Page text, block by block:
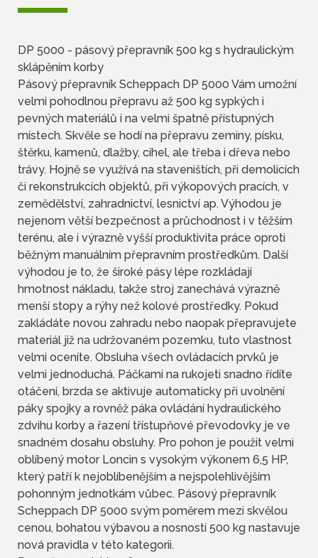
DP 5000 - pásový přepravník 500 kg s hydraulickým
sklápěním korby
Pásový přepravník Scheppach DP 5000 Vám umožní
velmi pohodlnou přepravu až 500 kg sypkých i
pevných materiálů i na velmi špatně přístupných
místech. Skvěle se hodí na přepravu zeminy, písku,
štěrku, kamenů, dlažby, cihel, ale třeba i dřeva nebo
trávy. Hojně se využívá na staveništích, při demolicích
či rekonstrukcích objektů, při výkopových pracích, v
zemědělství, zahradnictví, lesnictví ap. Výhodou je
nejenom větší bezpečnost a průchodnost i v těžším
terénu, ale i výrazně vyšší produktivita práce oproti
běžným manuálním přepravním prostředkům. Další
výhodou je to, že široké pásy lépe rozkládají
hmotnost nákladu, takže stroj zanechává výrazně
menší stopy a rýhy než kolové prostředky. Pokud
zakládáte novou zahradu nebo naopak přepravujete
materiál již na udržovaném pozemku, tuto vlastnost
velmi oceníte. Obsluha všech ovládacích prvků je
velmi jednoduchá. Páčkami na rukojeti snadno řídíte
otáčení, brzda se aktivuje automaticky při uvolnění
páky spojky a rovněž páka ovládání hydraulického
zdvihu korby a řazení třístupňové převodovky je ve
snadném dosahu obsluhy. Pro pohon je použit velmi
oblíbený motor Loncin s vysokým výkonem 6,5 HP,
který patří k nejoblíbenějším a nejspolehlivějším
pohonným jednotkám vůbec. Pásový přepravník
Scheppach DP 5000 svým poměrem mezi skvělou
cenou, bohatou výbavou a nosností 500 kg nastavuje
nová pravidla v této kategorii.